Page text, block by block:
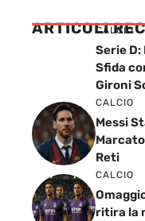
ARTICOLICALCIO
Serie
Sfida
Gironi
CALCIO
Messi
Reti
CALCIO
ritira la